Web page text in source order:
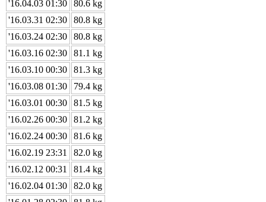
'16.04.03 01:30
80.6 kg
'16.03.31 02:30
80.8 kg
'16.03.24 02:30
80.8 kg
'16.03.16 02:30
81.1 kg
'16.03.10 00:30
81.3 kg
'16.03.08 01:30
79.4 kg
'16.03.01 00:30
81.5 kg
'16.02.26 00:30
81.2 kg
'16.02.24 00:30
81.6 kg
'16.02.19 23:31
82.0 kg
'16.02.12 00:31
81.4 kg
'16.02.04 01:30
82.0 kg